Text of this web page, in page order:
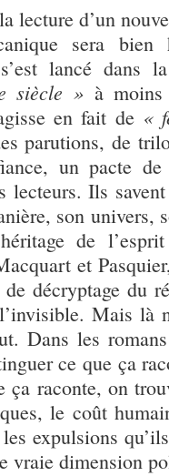
lecture d’un
sera
lancé dans
siècle » à
en fait de «
parutions, de
un pacte de
lecteurs. Ils
son univers,
de
et
décryptage du
Mais là
Dans les
ce que ça
ça raconte, on
le coût
expulsions
vraie dimension